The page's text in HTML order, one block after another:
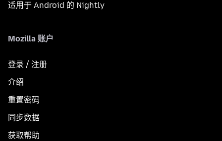
适用于 Android 的 Nightly
Mozilla 账户
登录 / 注册
介绍
重置密码
同步数据
获取帮助